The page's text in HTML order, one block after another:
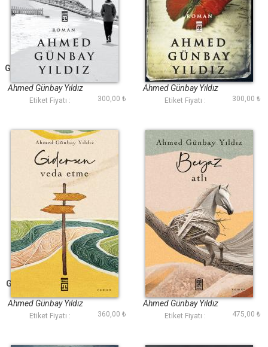
Güneşe Matem Düştü
Ahmed Günbay Yıldız
Etiket Fiyatı : 300,00 ₺
Son Kale
Ahmed Günbay Yıldız
Etiket Fiyatı : 300,00 ₺
Gidersen Veda Etme
Ahmed Günbay Yıldız
Etiket Fiyatı : 360,00 ₺
Beyaz Atlı
Ahmed Günbay Yıldız
Etiket Fiyatı : 475,00 ₺